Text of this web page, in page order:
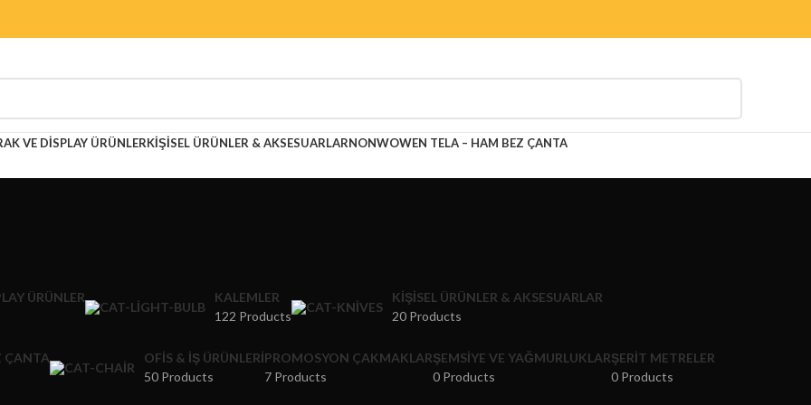
VE DISPLAY ÜRÜNLERKIŞISEL ÜRÜNLER & AKSESUARLARNONWOWEN TELA – HAM BEZ ÇANTA
ÜRÜNLER
KALEMLER
122 Products
KIŞISEL ÜRÜNLER & AKSESUARLAR
20 Products
ÇANTA
OFIS & İŞ ÜRÜNLERI
50 Products
PROMOSYON ÇAKMAKLAR
7 Products
ŞEMSIYE VE YAĞMURLUKLAR
0 Products
ŞERIT METRELER
0 Products